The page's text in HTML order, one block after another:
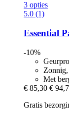
3 opties
5.0 (1)
Essential
-10%
Met
€ 85,30 €
Gratis